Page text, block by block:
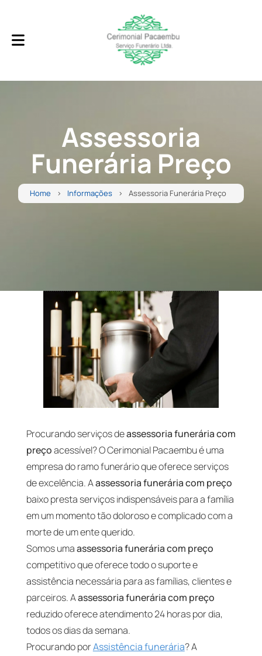
Assessoria
Funerária Preço
Home Informações Assessoria Funerária Preço
Procurando serviços deassessoria funerária com
preçoacessível? O Cerimonial Pacaembu é uma
empresa do ramo funerário que oferece serviços
de excelência. Aassessoria funerária com preço
baixo presta serviços indispensáveis para a família
em um momento tão doloroso e complicado com a
morte de um ente querido.
Somos umaassessoria funerária com preço
competitivo que oferece todo o suporte e
assistência necessária para as famílias, clientes e
parceiros. Aassessoria funerária com preço
reduzido oferece atendimento 24 horas por dia,
todos os dias da semana.
Procurando porAssistência funerária? A